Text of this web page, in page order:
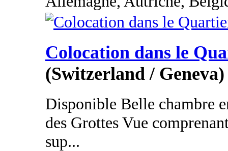
Colocation dans le
(Switzerland / Geneva)
Disponible Belle chambre
des Grottes Vue
sup...